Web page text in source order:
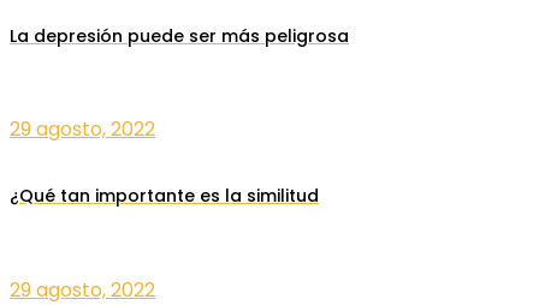
La depresión puede ser más peligrosa
29 agosto, 2022
¿Qué tan importante es la similitud
29 agosto, 2022